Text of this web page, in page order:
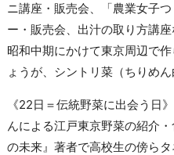
ニ講座・販売会、「農業女子
ー・販売会、出汁の取り方講
昭和中期にかけて東京周辺で
ょうが、シントリ菜（ちりめ
《22日＝伝統野菜に出会う日
んによる江戸東京野菜の紹介
の未来』著者で高校生の傍ら